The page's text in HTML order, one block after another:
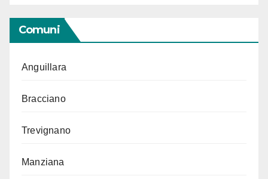
Comuni
Anguillara
Bracciano
Trevignano
Manziana